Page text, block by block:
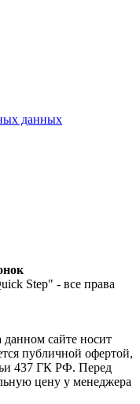
данных
Step" - все права
сайте носит
публичной офертой,
437 ГК РФ. Перед
цену у менеджера